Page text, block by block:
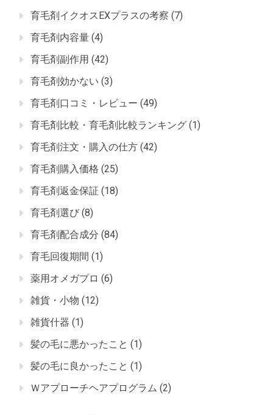
育毛剤イクオスEXプラスの考察 (7)
育毛剤内容量 (4)
育毛剤副作用 (42)
育毛剤効かない (3)
育毛剤口コミ・レビュー (49)
育毛剤比較・育毛剤比較ランキング (1)
育毛剤注文・購入の仕方 (42)
育毛剤購入価格 (25)
育毛剤返金保証 (18)
育毛剤選び (8)
育毛剤配合成分 (84)
育毛回復期間 (1)
薬用オメガプロ (6)
雑貨・小物 (12)
雑貨什器 (1)
髪の毛に悪かったこと (1)
髪の毛に良かったこと (1)
Ｗアプローチヘアプログラム (2)